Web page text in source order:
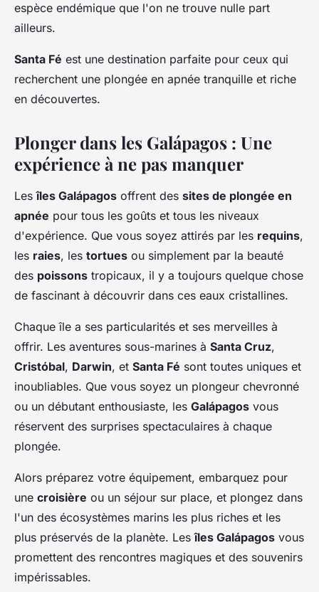
espèce endémique que l'on ne trouve nulle part
ailleurs.
Santa Fé est une destination parfaite pour ceux qui
recherchent une plongée en apnée tranquille et riche
en découvertes.
Plonger dans les Galápagos : Une
expérience à ne pas manquer
Lesîles Galápagos offrent des sites de plongée en
apnée pour tous les goûts et tous les niveaux
d'expérience. Que vous soyez attirés par les requins,
les raies, les tortues ou simplement par la beauté
des poissons tropicaux, il y a toujours quelque chose
de fascinant à découvrir dans ces eaux cristallines.
Chaque île a ses particularités et ses merveilles à
offrir. Les aventures sous-marines à Santa Cruz,
Cristóbal, Darwin, et Santa Fé sont toutes uniques et
inoubliables. Que vous soyez un plongeur chevronné
ou un débutant enthousiaste, les Galápagos vous
réservent des surprises spectaculaires à chaque
plongée.
Alors préparez votre équipement, embarquez pour
une croisière ou un séjour sur place, et plongez dans
l'un des écosystèmes marins les plus riches et les
plus préservés de la planète. Lesîles Galápagos vous
promettent des rencontres magiques et des souvenirs
impérissables.